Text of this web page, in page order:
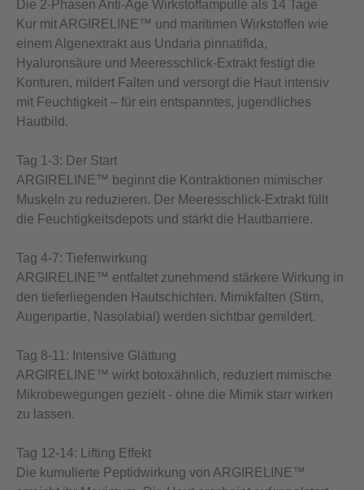
Die 2-Phasen Anti-Age Wirkstoffampulle als 14 Tage
Kur mit ARGIRELINE™ und maritimen Wirkstoffen wie
einem Algenextrakt aus Undaria pinnatifida,
Hyaluronsäure und Meeresschlick-Extrakt festigt die
Konturen, mildert Falten und versorgt die Haut intensiv
mit Feuchtigkeit – für ein entspanntes, jugendliches
Hautbild.
Tag 1-3: Der Start
ARGIRELINE™ beginnt die Kontraktionen mimischer
Muskeln zu reduzieren. Der Meeresschlick-Extrakt füllt
die Feuchtigkeitsdepots und stärkt die Hautbarriere.
Tag 4-7: Tiefenwirkung
ARGIRELINE™ entfaltet zunehmend stärkere Wirkung in
den tieferliegenden Hautschichten. Mimikfalten (Stirn,
Augenpartie, Nasolabial) werden sichtbar gemildert.
Tag 8-11: Intensive Glättung
ARGIRELINE™ wirkt botoxähnlich, reduziert mimische
Mikrobewegungen gezielt - ohne die Mimik starr wirken
zu lassen.
Tag 12-14: Lifting Effekt
Die kumulierte Peptidwirkung von ARGIRELINE™